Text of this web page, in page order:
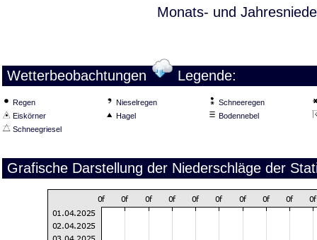
Monats- und
Wetterbeobachtungen Legende:
Regen Nieselregen
Schneeregen
Eiskörner
Hagel
Bodennebel
Schneegriesel
Grafische Darstellung der Niederschläge der